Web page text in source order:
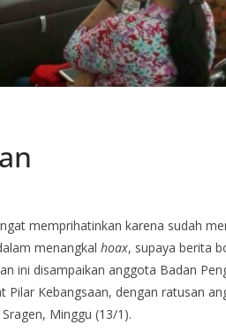
memprihatinkan karena sudah
menangkal hoax, supaya berita
ini disampaikan anggota Badan
Kebangsaan, dengan ratusan
Minggu (13/1).